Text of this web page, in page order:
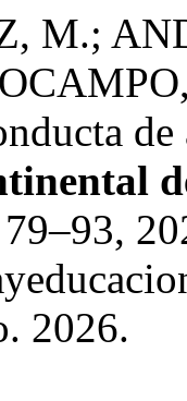
M.;
2026.